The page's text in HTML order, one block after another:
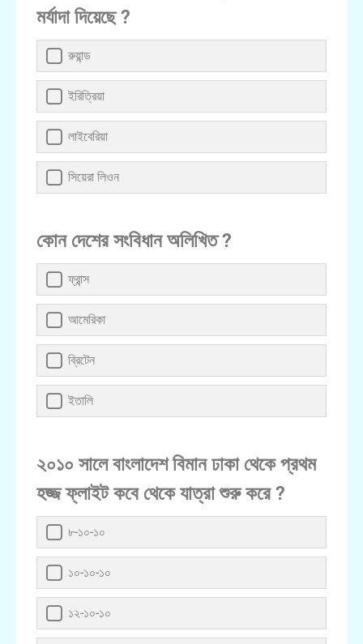
মর্যাদা দিয়েছে ?
রুয়ান্ড
ইরিত্রিয়া
লাইবেরিয়া
সিয়েরা লিওন
কোন দেশের সংবিধান অলিখিত ?
ফ্রান্স
আমেরিকা
ব্রিটেন
ইতালি
২০১০ সালে বাংলাদেশ বিমান ঢাকা থেকে প্রথম
হজ্জ ফ্লাইট কবে থেকে যাত্রা শুরু করে ?
৮-১০-১০
১০-১০-১০
১২-১০-১০